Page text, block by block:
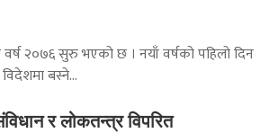
२०७६ सुरु भएको छ । नयाँ वर्षको पहिलो दिन
बस्ने…
र लोकतन्त्र विपरित